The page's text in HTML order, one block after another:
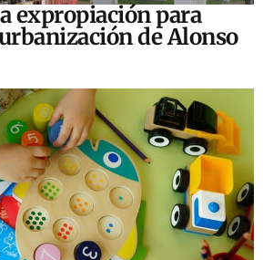
expropiación para
de Alonso